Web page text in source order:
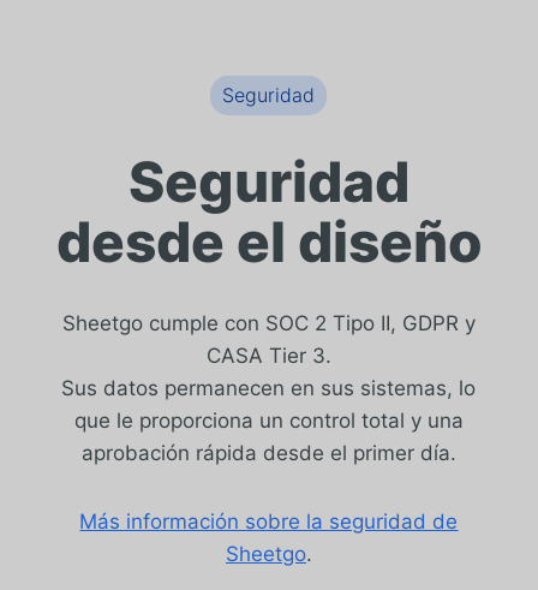
Seguridad
Seguridad
desde el diseño
Sheetgo cumple con SOC 2 Tipo II, GDPR y
CASA Tier 3.
Sus datos permanecen en sus sistemas, lo
que le proporciona un control total y una
aprobación rápida desde el primer día.
Más información sobre la seguridad de
Sheetgo.